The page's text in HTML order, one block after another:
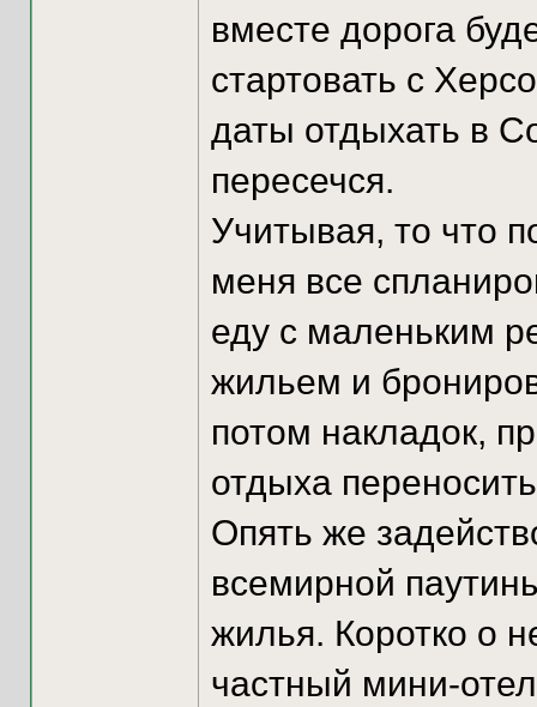
вместе дорога
стартовать с
даты отдыхать в
пересечся.
Учитывая, то что
меня все
еду с маленьким
жильем и
потом накладок,
отдыха
Опять же
всемирной
жилья. Коротко о
частный мини-